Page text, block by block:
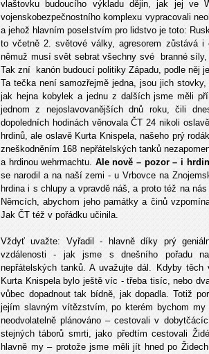
vlaštovku budoucího výkladu dějin, jak jej ve
vojenskobezpečnostního komplexu vypracovali
a jehož hlavním poselstvím pro lidstvo je toto:
to včetně 2. světové války, agresorem zůstává i
němuž musí svět sebrat všechny své branné
Tak zní kanón budoucí politiky Západu, podle něj
Ta tečka není samozřejmě jedna, jsou jich stovky,
jak hejna kobylek a jednu z dalších jsme měli
jednom z nejoslavovanějších dnů roku, čili
dopoledních hodinách věnovala ČT 24 nikoli
hrdinů, ale oslavě Kurta Knispela, našeho prý
zneškodněním 168 nepřátelských tanků
a hrdinou wehrmachtu. Ale nově – pozor – i
se narodil a na naší zemi - u Vrbovce na
hrdina i s chlupy a vpravdě náš, a proto též na
Němcích, abychom jeho památky a činů
Jak ČT též v pořádku učinila.
Vždyť uvažte: Vyřadil - hlavně díky prý
vzdálenosti - jak jsme s dnešního pořadu
nepřátelských tanků. A uvažujte dál. Kdyby těch
Kurta Knispela bylo ještě víc - třeba tisíc, nebo
vůbec dopadnout tak bídně, jak dopadla. Totiž
jejím slavným vítězstvím, po kterém bychom my
neodvolatelně plánováno – cestovali v
stejných táborů smrti, jako předtím cestovali
hlavně my – protože jsme měli jít hned po